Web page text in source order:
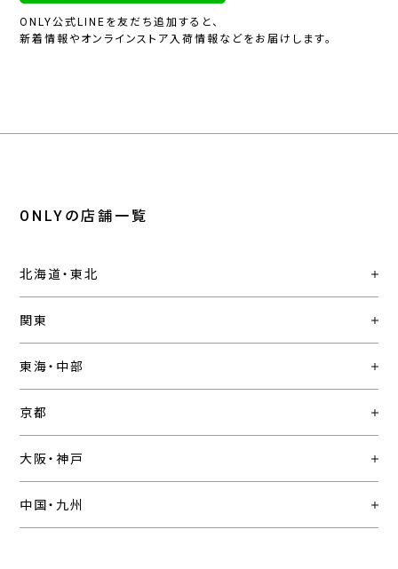
ONLY公式LINEを友だち追加すると、
新着情報やオンラインストア入荷情報などをお届けします。
ONLYの店舗一覧
北海道・東北
関東
東海・中部
京都
大阪・神戸
中国・九州